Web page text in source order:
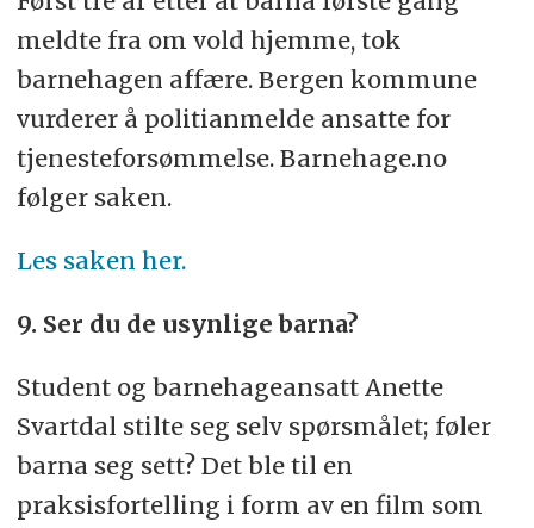
meldte fra om vold hjemme, tok
barnehagen affære. Bergen kommune
vurderer å politianmelde ansatte for
tjenesteforsømmelse. Barnehage.no
følger saken.
Les saken her.
9. Ser du de usynlige barna?
Student og barnehageansatt Anette
Svartdal stilte seg selv spørsmålet; føler
barna seg sett? Det ble til en
praksisfortelling i form av en film som